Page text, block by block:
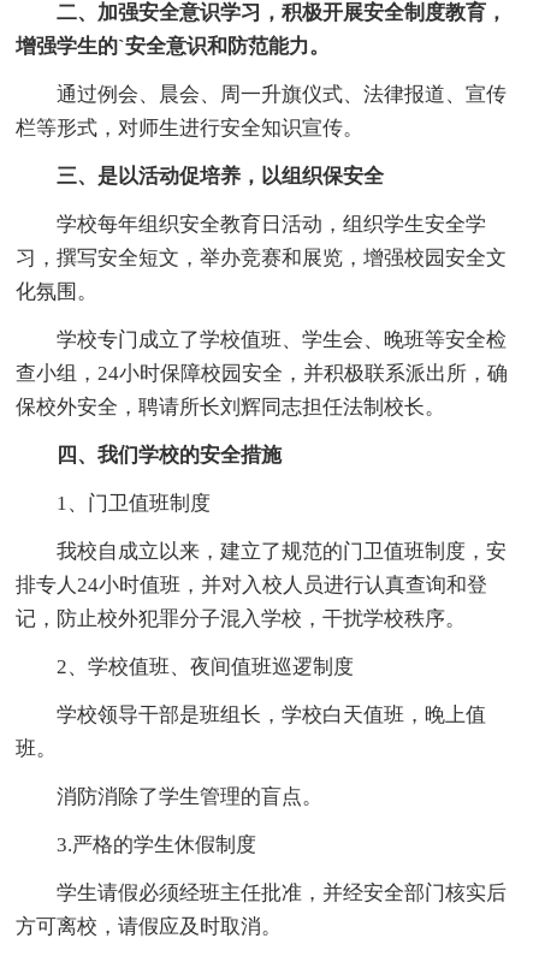
二、加强安全意识学习，积极开展安全制度教育，
增强学生的`安全意识和防范能力。
通过例会、晨会、周一升旗仪式、法律报道、宣传
栏等形式，对师生进行安全知识宣传。
三、是以活动促培养，以组织保安全
学校每年组织安全教育日活动，组织学生安全学
习，撰写安全短文，举办竞赛和展览，增强校园安全文
化氛围。
学校专门成立了学校值班、学生会、晚班等安全检
查小组，24小时保障校园安全，并积极联系派出所，确
保校外安全，聘请所长刘辉同志担任法制校长。
四、我们学校的安全措施
1、门卫值班制度
我校自成立以来，建立了规范的门卫值班制度，安
排专人24小时值班，并对入校人员进行认真查询和登
记，防止校外犯罪分子混入学校，干扰学校秩序。
2、学校值班、夜间值班巡逻制度
学校领导干部是班组长，学校白天值班，晚上值
班。
消防消除了学生管理的盲点。
3.严格的学生休假制度
学生请假必须经班主任批准，并经安全部门核实后
方可离校，请假应及时取消。